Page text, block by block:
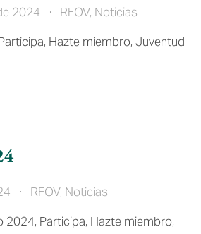
2024 RFOV, Noticias
Hazte miembro, Juventud
RFOV, Noticias
2024, Participa, Hazte miembro,